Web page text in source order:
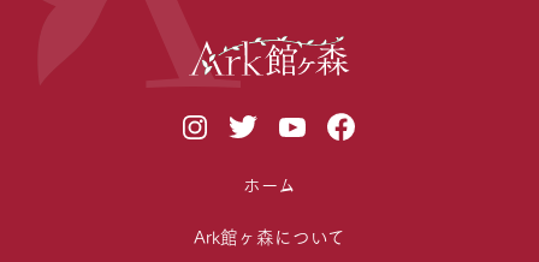
ホーム
Ark館ヶ森について